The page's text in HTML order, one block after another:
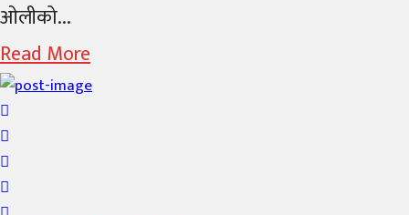
ओलीको...
Read More